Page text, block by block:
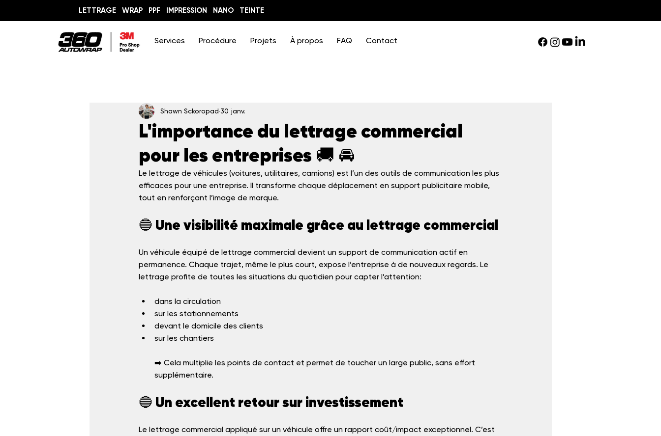
LETTRAGE WRAP PPF IMPRESSION NANO TEINTE
Services Procédure Projets À propos FAQ Contact
L'importance du lettrage commercial
pour les entreprises 🚚 🚘
Shawn Sckoropad 30 janv.
Le lettrage de véhicules (voitures, utilitaires, camions) est l’un des outils de communication les plus
efficaces pour une entreprise. Il transforme chaque déplacement en support publicitaire mobile,
tout en renforçant l’image de marque.
🔵 Une visibilité maximale grâce au lettrage commercial
Un véhicule équipé de lettrage commercial devient un support de communication actif en
permanence. Chaque trajet, même le plus court, expose l’entreprise à de nouveaux regards. Le
lettrage profite de toutes les situations du quotidien pour capter l’attention:
dans la circulation
sur les stationnements
devant le domicile des clients
sur les chantiers
➡️ Cela multiplie les points de contact et permet de toucher un large public, sans effort
supplémentaire.
🔵 Un excellent retour sur investissement
Le lettrage commercial appliqué sur un véhicule offre un rapport coût/impact exceptionnel. C’est